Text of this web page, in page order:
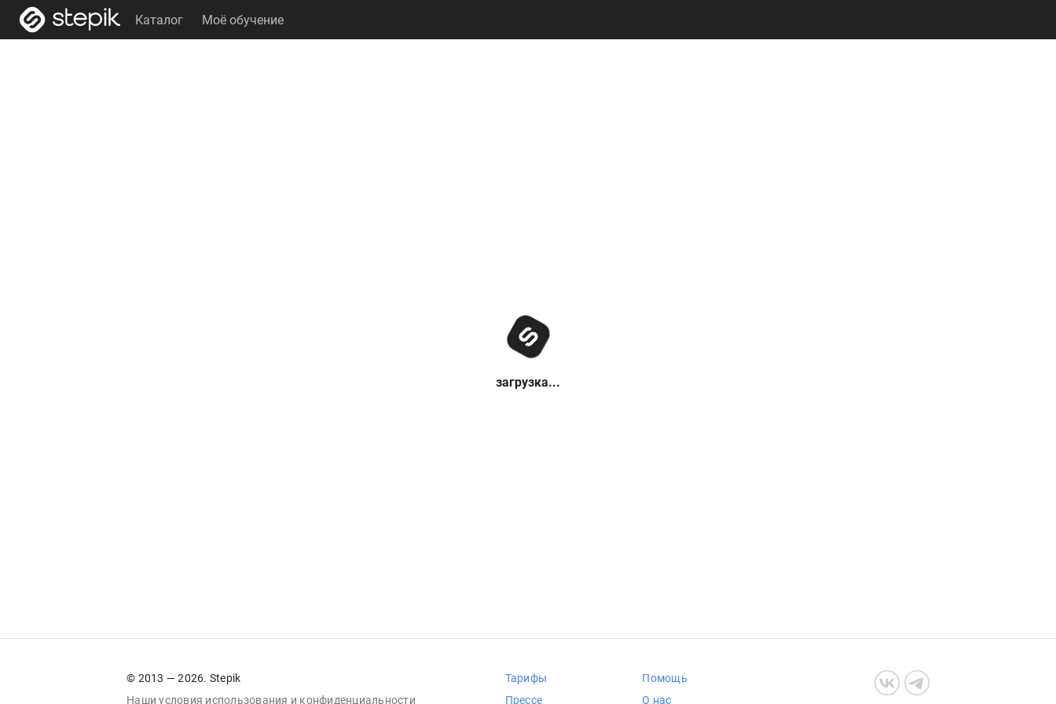
Каталог Моё обучение
загрузка...
© 2013 — 2026. Stepik
Наши условия использования и конфиденциальности
Тарифы
Прессе
Помощь
О нас